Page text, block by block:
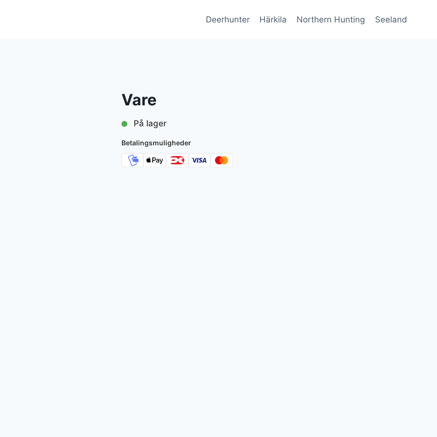
Deerhunter Härkila Northern Hunting Seeland
Vare
På lager
Betalingsmuligheder